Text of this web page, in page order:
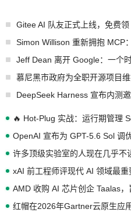
Gitee AI 队友正式上线，免费
Simon Willison 重新拥抱 MCP
Jeff Dean 离开 Google：一个
慕尼黑市政府为全职开源项目
🔥 Hot-Plug 实战：运行期管理
OpenAI 宣布为 GPT-5.6 Sol 调
许多顶级实验室的人现在几乎不
xAI 前工程师评现代 AI 领域最重
红帽在2026年Gartner云原生应